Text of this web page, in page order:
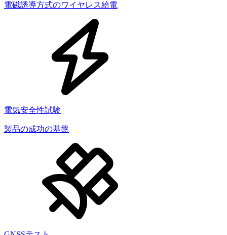
電磁誘導方式のワイヤレス給電
電気安全性試験
製品の成功の基盤